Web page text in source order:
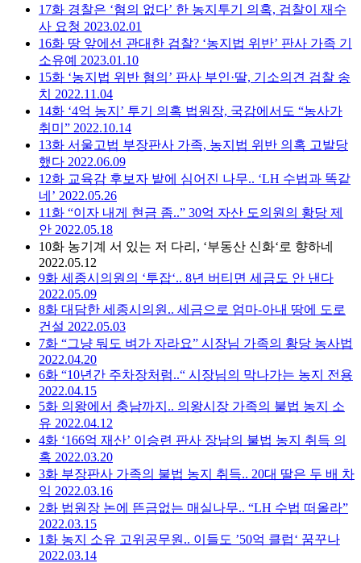
17화 경찰은 ‘혐의 없다’ 한 농지투기 의혹, 검찰이 재수
사 요청 2023.02.01
16화 땅 앞에선 관대한 검찰? ‘농지법 위반’ 판사 가족 기
소유예 2023.01.10
15화 ‘농지법 위반 혐의’ 판사 부인·딸, 기소의견 검찰 송
치
2022.11.04
14화 ‘4억 농지’ 투기 의혹 법원장, 국감에서도 “농사가
취미” 2022.10.14
13화 서울고법 부장판사 가족, 농지법 위반 의혹 고발당
했다 2022.06.09
12화 교육감 후보자 밭에 심어진 나무.. ‘LH 수법과 똑같
네’ 2022.05.26
11화 “이자 내게 현금 좀..” 30억 자산 도의원의 황당 제
안 2022.05.18
10화 농기계 서 있는 저 다리, ‘부동산 신화‘로 향하네
2022.05.12
9화 세종시의원의 ‘투잡‘.. 8년 버티면 세금도 안 낸다
2022.05.09
8화 대담한 세종시의원.. 세금으로 엄마-아내 땅에 도로
건설 2022.05.03
7화 “그냥 둬도 벼가 자라요” 시장님 가족의 황당 농사법
2022.04.20
6화 “10년간 주차장처럼..“ 시장님의 막나가는 농지 전용
2022.04.15
5화 의왕에서 충남까지.. 의왕시장 가족의 불법 농지 소
유 2022.04.12
4화 ‘166억 재산’ 이승련 판사 장남의 불법 농지 취득 의
혹 2022.03.20
3화 부장판사 가족의 불법 농지 취득.. 20대 딸은 두 배 차
익 2022.03.16
2화 법원장 논에 뜬금없는 매실나무.. “LH 수법 떠올라”
2022.03.15
1화 농지 소유 고위공무원.. 이들도 ’50억 클럽‘ 꿈꾸나
2022.03.14